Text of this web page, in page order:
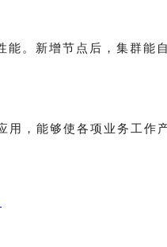
。新增节点后，集群
用，能够使各项业务工作